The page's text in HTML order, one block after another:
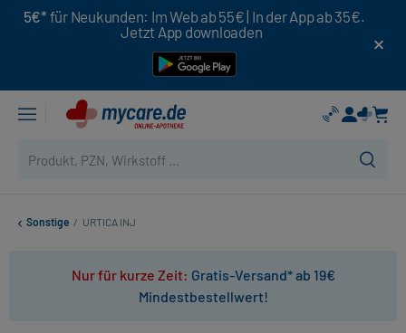
5€* für Neukunden: Im Web ab 55€ | In der App ab 35€.
Jetzt App downloaden
Sonstige / URTICA INJ
Nur für kurze Zeit: Gratis-Versand* ab 19€
Mindestbestellwert!